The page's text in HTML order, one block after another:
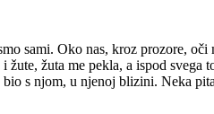
sami. Oko nas, kroz prozore, oči
žute, žuta me pekla, a ispod
bio s njom, u njenoj blizini. Neka